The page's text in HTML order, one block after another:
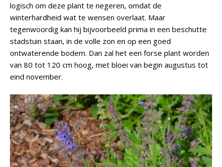
logisch om deze plant te negeren, omdat de
winterhardheid wat te wensen overlaat. Maar
tegenwoordig kan hij bijvoorbeeld prima in een beschutte
stadstuin staan, in de volle zon en op een goed
ontwaterende bodem. Dan zal het een forse plant worden
van 80 tot 120 cm hoog, met bloei van begin augustus tot
eind november.